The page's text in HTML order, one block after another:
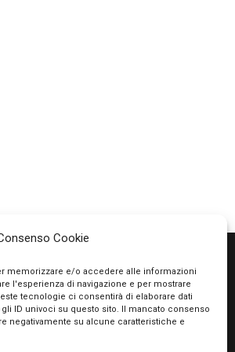
Cookie
memorizzare e/o accedere alle informazioni
l'esperienza di navigazione e per mostrare
tecnologie ci consentirà di elaborare dati
ID univoci su questo sito. Il mancato consenso
negativamente su alcune caratteristiche e
SICURI
PayPal e Stripe per garantire la